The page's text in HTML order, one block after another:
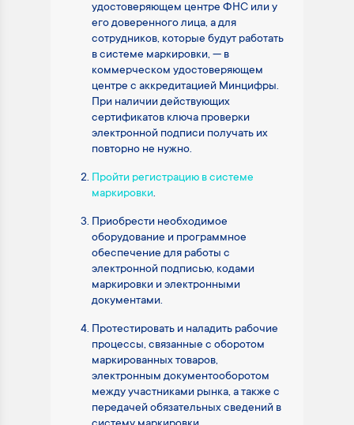
удостоверяющем центре ФНС или у
его доверенного лица, а для
сотрудников, которые будут работать
в системе маркировки, — в
коммерческом удостоверяющем
центре с аккредитацией Минцифры.
При наличии действующих
сертификатов ключа проверки
электронной подписи получать их
повторно не нужно.
Пройти регистрацию в системе
маркировки.
Приобрести необходимое
оборудование и программное
обеспечение для работы с
электронной подписью, кодами
маркировки и электронными
документами.
Протестировать и наладить рабочие
процессы, связанные с оборотом
маркированных товаров,
электронным документооборотом
между участниками рынка, а также с
передачей обязательных сведений в